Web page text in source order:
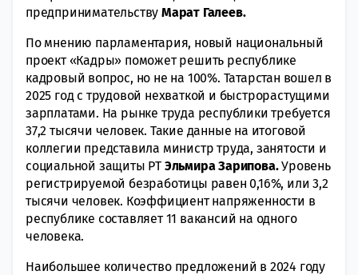
предпринимательствуМарат Галеев.
По мнению парламентария, новый национальный
проект «Кадры» поможет решить республике
кадровый вопрос, но не на 100%. Татарстан вошел в
2025 год с трудовой нехваткой и быстрорастущими
зарплатами. На рынке труда республики требуется
37,2 тысячи человек. Такие данные на итоговой
коллегии представила министр труда, занятости и
социальной защиты РТ Эльмира Зарипова.Уровень
регистрируемой безработицы равен 0,16%, или 3,2
тысячи человек. Коэффициент напряженности в
республике составляет 11 вакансий на одного
человека.
Наибольшее количество предложений в 2024 году